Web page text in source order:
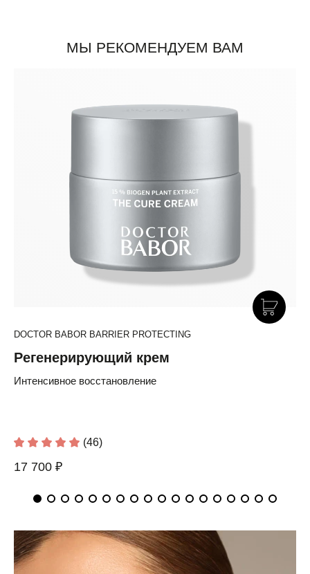
МЫ РЕКОМЕНДУЕМ ВАМ
DOCTOR BABOR BARRIER PROTECTING
Регенерирующий крем
Интенсивное восстановление
(46)
17 700 ₽